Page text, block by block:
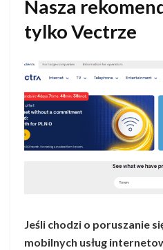
Nasza
tylko Vectrze
Jeśli chodzi o poruszanie
mobilnych usług